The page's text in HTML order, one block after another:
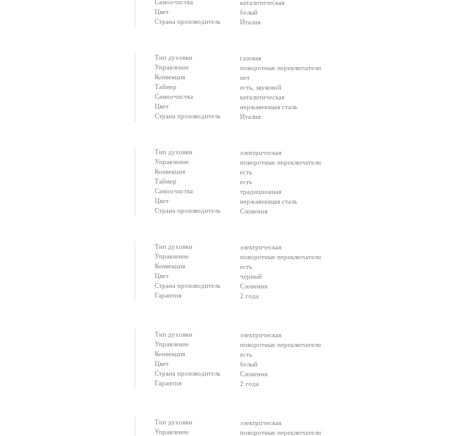
Самоочистка
каталитическая
Цвет
белый
Страна производитель
Италия
Тип духовки
газовая
Управление
поворотные переключатели
Конвекция
нет
Таймер
есть, звуковой
Самоочистка
каталитическая
Цвет
нержавеющая сталь
Страна производитель
Италия
Тип духовки
электрическая
Управление
поворотные переключатели
Конвекция
есть
Таймер
есть
Самоочистка
традиционная
Цвет
нержавеющая сталь
Страна производитель
Словения
Тип духовки
электрическая
Управление
поворотные переключатели
Конвекция
есть
Цвет
черный
Страна производитель
Словения
Гарантия
2 года
Тип духовки
электрическая
Управление
поворотные переключатели
Конвекция
есть
Цвет
белый
Страна производитель
Словения
Гарантия
2 года
Тип духовки
электрическая
Управление
поворотные переключатели